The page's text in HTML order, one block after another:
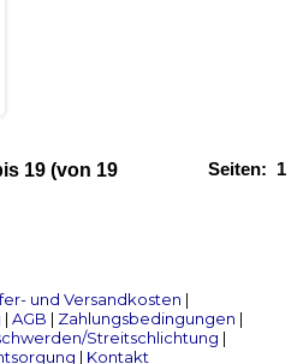
Seiten: 1
19 (von 19
und Versandkosten |
| AGB | Zahlungsbedingungen |
Streitschlichtung |
| Kontakt